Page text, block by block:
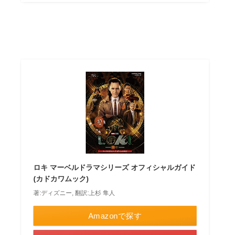
ロキ マーベルドラマシリーズ オフィシャルガイド
(カドカワムック)
著:ディズニー, 翻訳:上杉 隼人
Amazonで探す